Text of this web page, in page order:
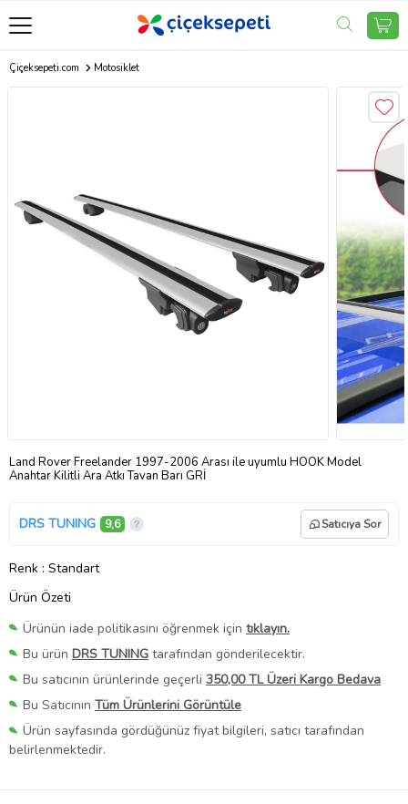
Çiçeksepeti.com Motosiklet
Land Rover Freelander 1997-2006 Arası ile uyumlu HOOK Model
Anahtar Kilitli Ara Atkı Tavan Barı GRİ
DRS TUNING 9,6 Satıcıya Sor
Renk : Standart
Ürün Özeti
Ürünün iade politikasını öğrenmek için tıklayın.
Bu ürün DRS TUNING tarafından gönderilecektir.
Bu satıcının ürünlerinde geçerli 350,00 TL Üzeri Kargo Bedava
Bu Satıcının Tüm Ürünlerini Görüntüle
Ürün sayfasında gördüğünüz fiyat bilgileri, satıcı tarafından
belirlenmektedir.